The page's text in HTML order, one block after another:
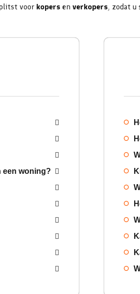
voor kopersen verkopers, zodat u
een woning?